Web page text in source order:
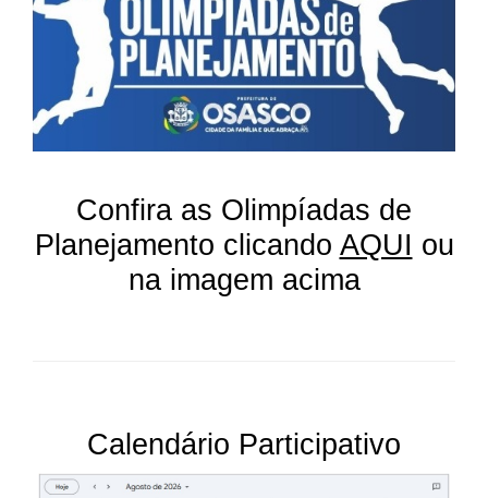
Confira as Olimpíadas de
Planejamento clicando AQUI ou
na imagem acima
Calendário Participativo